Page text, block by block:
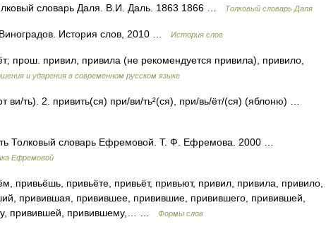
словарь Даля. В.И. Даль. 1863 1866 … Толковый словарь Даля
История слов, 2010 … История слов
прош. привил, привила (не рекомендуется привила), привило,
и ударения в современном русском языке
ви/ть). 2. привить(ся) при/ви/ть²(ся), при/вь/ёт/(ся) (яблоню) …
Толковый словарь Ефремовой. Т. Ф. Ефремова. 2000 …
Ефремовой
привьёшь, привьёте, привьёт, привьют, привил, привила, привило,
привившая, привившее, привившие, привившего, привившей,
привившей, привившему,… …
Формы слов